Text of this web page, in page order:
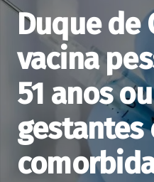
Duque de
vacina
51 anos
gestantes